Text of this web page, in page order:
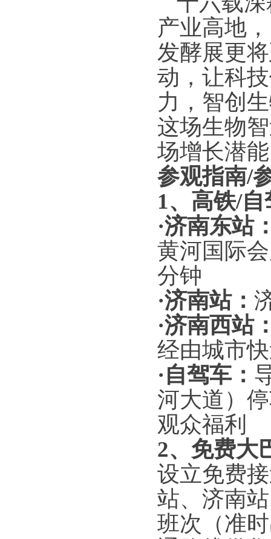
产业高地
发酵展更
动，让科
力，智创
这场生物
场增长潜
参观指南/
1、高铁/自
·济南东站
黄河国际
分钟
·济南站：
·济南西站
经由城市
·自驾车：
河大道）
观众福利
2、 免费大
设立免费
站、济南
班次（准